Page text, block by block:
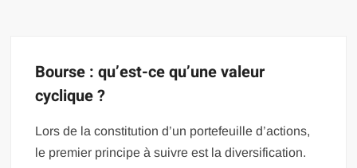
Bourse : qu’est-ce qu’une valeur
cyclique ?
Lors de la constitution d’un portefeuille d’actions,
le premier principe à suivre est la diversification.